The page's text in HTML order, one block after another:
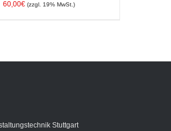
60,00€ (zzgl. 19% MwSt.)
Stuttgart